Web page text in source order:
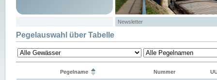
Newsletter
Pegelauswahl über Tabelle
Pegelname Nummer